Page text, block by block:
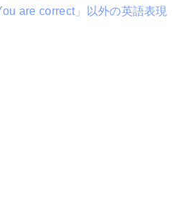
are correct」以外の英語表現